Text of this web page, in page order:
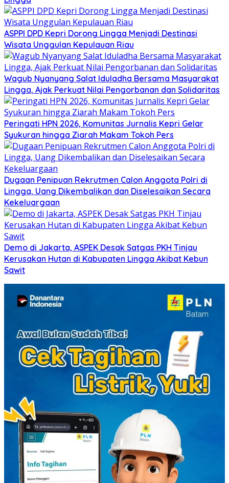
ASPPI DPD Kepri Dorong Lingga Menjadi Destinasi
Wisata Unggulan Kepulauan Riau
Wagub Nyanyang Salat Iduladha Bersama Masyarakat
Lingga, Ajak Perkuat Nilai Pengorbanan dan Solidaritas
Peringati HPN 2026, Komunitas Jurnalis Kepri Gelar
Syukuran hingga Ziarah Makam Tokoh Pers
Dugaan Penipuan Rekrutmen Calon Anggota Polri di
Lingga, Uang Dikembalikan dan Diselesaikan Secara
Kekeluargaan
Demo di Jakarta, ASPEK Desak Satgas PKH Tinjau
Kerusakan Hutan di Kabupaten Lingga Akibat Kebun
Sawit